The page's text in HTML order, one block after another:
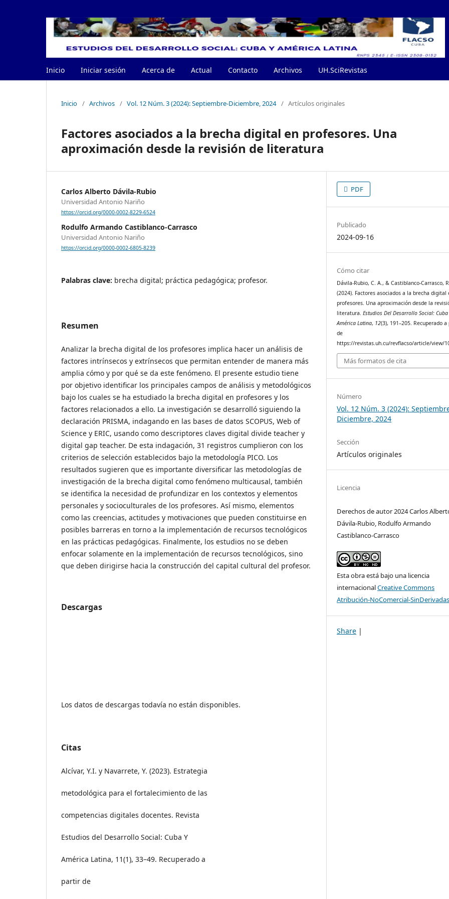
Inicio Iniciar sesión Acerca de Actual Contacto Archivos UH.SciRevistas
Inicio / Archivos / Vol. 12 Núm. 3 (2024): Septiembre-Diciembre, 2024 / Artículos originales
Factores asociados a la brecha digital en profesores. Una
aproximación desde la revisión de literatura
Carlos Alberto Dávila-Rubio
Universidad Antonio Nariño
https://orcid.org/0000-0002-8229-6524
Rodulfo Armando Castiblanco-Carrasco
Universidad Antonio Nariño
https://orcid.org/0000-0002-6805-8239
Palabras clave: brecha digital; práctica pedagógica; profesor.
Resumen
Analizar la brecha digital de los profesores implica hacer un análisis de
factores intrínsecos y extrínsecos que permitan entender de manera más
amplia cómo y por qué se da este fenómeno. El presente estudio tiene
por objetivo identificar los principales campos de análisis y metodológicos
bajo los cuales se ha estudiado la brecha digital en profesores y los
factores relacionados a ello. La investigación se desarrolló siguiendo la
declaración PRISMA, indagando en las bases de datos SCOPUS, Web of
Science y ERIC, usando como descriptores claves digital divide teacher y
digital gap teacher. De esta indagación, 31 registros cumplieron con los
criterios de selección establecidos bajo la metodología PICO. Los
resultados sugieren que es importante diversificar las metodologías de
investigación de la brecha digital como fenómeno multicausal, también
se identifica la necesidad de profundizar en los contextos y elementos
personales y socioculturales de los profesores. Así mismo, elementos
como las creencias, actitudes y motivaciones que pueden constituirse en
posibles barreras en torno a la implementación de recursos tecnológicos
en las prácticas pedagógicas. Finalmente, los estudios no se deben
enfocar solamente en la implementación de recursos tecnológicos, sino
que deben dirigirse hacia la construcción del capital cultural del profesor.
Descargas
Los datos de descargas todavía no están disponibles.
Citas
Alcívar, Y.I. y Navarrete, Y. (2023). Estrategia
metodológica para el fortalecimiento de las
competencias digitales docentes. Revista
Estudios del Desarrollo Social: Cuba Y
América Latina, 11(1), 33–49. Recuperado a
partir de
PDF
Publicado
2024-09-16
Cómo citar
Dávila-Rubio, C. A., & Castiblanco-Carrasco,
(2024). Factores asociados a la brecha digital
profesores. Una aproximación desde la
literatura.Estudios Del Desarrollo Social: Cuba
América Latina, 12(3), 191–205. Recuperado
de
https://revistas.uh.cu/revflacso/article/view/
Más formatos de cita
Número
Vol. 12 Núm. 3 (2024):
Diciembre, 2024
Sección
Artículos originales
Licencia
Derechos de autor 2024 Carlos
Dávila-Rubio, Rodulfo Armando
Castiblanco-Carrasco
Esta obra está bajo una licencia
internacionalCreative Commons
Atribución-NoComercial-
Share |